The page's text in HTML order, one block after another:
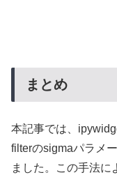
まとめ
本記事では、
filterのsigmaパラメ
ました。この手法に